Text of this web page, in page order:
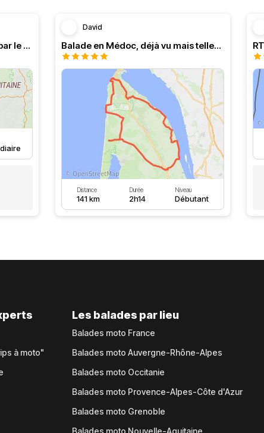
Boucle par Royan et descente par le Médoc
David
Balade en Médoc, déjà vu mais tellement agréable
Distance
141 km
Durée
2h14
Niveau
Débutant
à moto"
Les balades par lieu
Balades moto France
Balades moto Auvergne-Rhône-Alpes
Balades moto Occitanie
Balades moto Provence-Alpes-Côte d'Azur
Balades moto Grenoble
Balades moto Nouvelle-Aquitaine